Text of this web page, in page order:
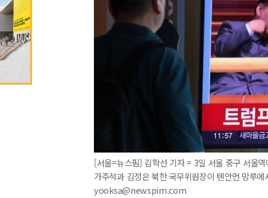
[서울=뉴스핌] 김학선 기자 = 3일 서울 중구 서울
가주석과 김정은 북한 국무위원장이 톈안먼 망루
yooksa@newspim.com